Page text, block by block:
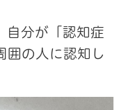
自分が「認知症
囲の人に認知し